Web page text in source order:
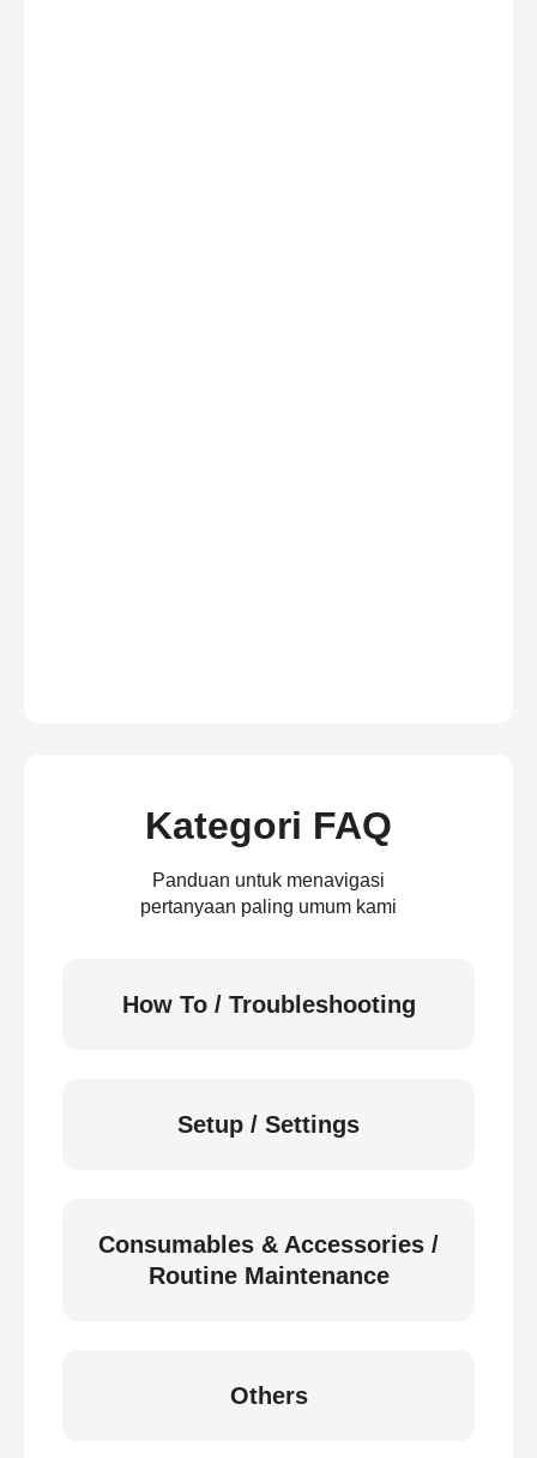
Kategori FAQ
Panduan untuk menavigasi
pertanyaan paling umum kami
How To / Troubleshooting
Setup / Settings
Consumables & Accessories /
Routine Maintenance
Others